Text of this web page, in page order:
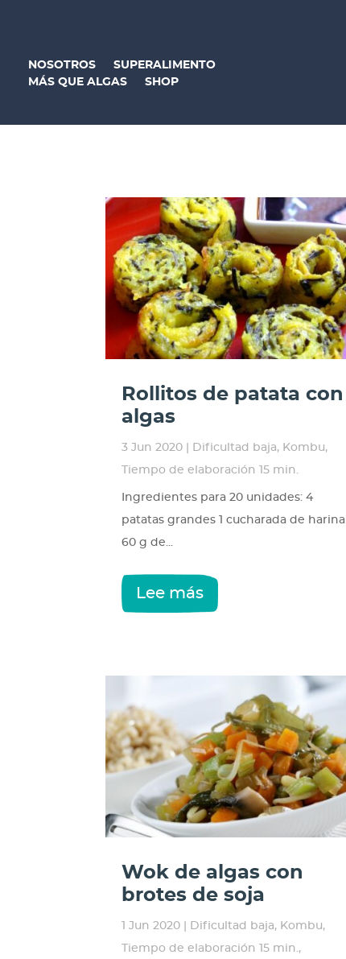
NOSOTROS
SUPERALIMENTO
MÁS QUE ALGAS
SHOP
Rollitos de patata con
algas
3 Jun 2020 Dificultad baja, Kombu,
Tiempo de elaboración 15 min.
Ingredientes para 20 unidades: 4
patatas grandes 1 cucharada de harina
60 g de...
Lee más
Wok de algas con
brotes de soja
1 Jun 2020 Dificultad baja, Kombu,
Tiempo de elaboración 15 min.,